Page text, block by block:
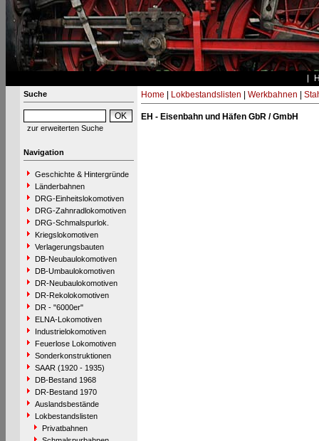
Suche
zur erweiterten Suche
Navigation
Geschichte & Hintergründe
Länderbahnen
DRG-Einheitslokomotiven
DRG-Zahnradlokomotiven
DRG-Schmalspurlok.
Kriegslokomotiven
Verlagerungsbauten
DB-Neubaulokomotiven
DB-Umbaulokomotiven
DR-Neubaulokomotiven
DR-Rekolokomotiven
DR - "6000er"
ELNA-Lokomotiven
Industrielokomotiven
Feuerlose Lokomotiven
Sonderkonstruktionen
SAAR (1920 - 1935)
DB-Bestand 1968
DR-Bestand 1970
Auslandsbestände
Lokbestandslisten
Privatbahnen
Home Lokbestandslisten Werkbahnen
EH - Eisenbahn und Häfen GbR / GmbH